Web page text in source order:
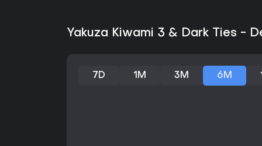
Yakuza Kiwami 3 & Dark Ties -
7D 1M 3M 6M